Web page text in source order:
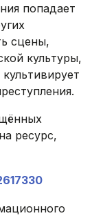
попадает
сцены,
культуры,
ресурс,